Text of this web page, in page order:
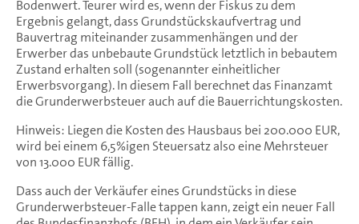
Bodenwert. Teurer wird es, wenn der Fiskus zu dem
Ergebnis gelangt, dass Grundstückskaufvertrag und
Bauvertrag miteinander zusammenhängen und der
Erwerber das unbebaute Grundstück letztlich in bebautem
Zustand erhalten soll (sogenannter einheitlicher
Erwerbsvorgang). In diesem Fall berechnet das Finanzamt
die Grunderwerbsteuer auch auf die Bauerrichtungskosten.
Hinweis: Liegen die Kosten des Hausbaus bei 200.000 EUR,
wird bei einem 6,5%igen Steuersatz also eine Mehrsteuer
von 13.000 EUR fällig.
Dass auch der Verkäufer eines Grundstücks in diese
Grunderwerbsteuer-Falle tappen kann, zeigt ein neuer Fall